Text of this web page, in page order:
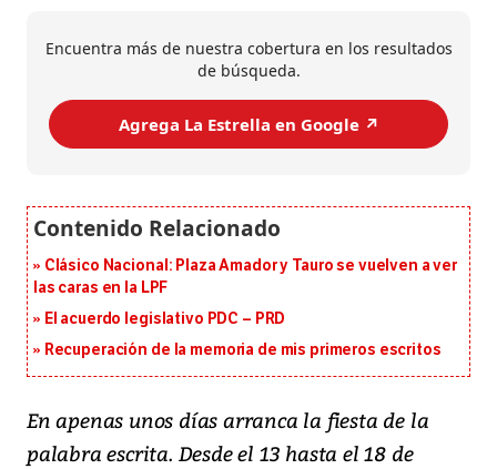
Encuentra más de nuestra cobertura en los resultados
de búsqueda.
Agrega La Estrella en Google ↗️
Clásico Nacional: Plaza Amador y Tauro se vuelven a ver
las caras en la LPF
El acuerdo legislativo PDC – PRD
Recuperación de la memoria de mis primeros escritos
En apenas unos días arranca la fiesta de la
palabra escrita. Desde el 13 hasta el 18 de